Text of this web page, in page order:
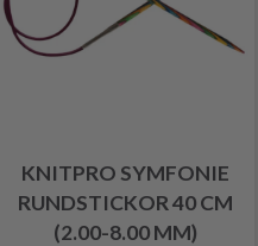
KNITPRO SYMFONIE
RUNDSTICKOR 40 CM
(2.00-8.00 MM)